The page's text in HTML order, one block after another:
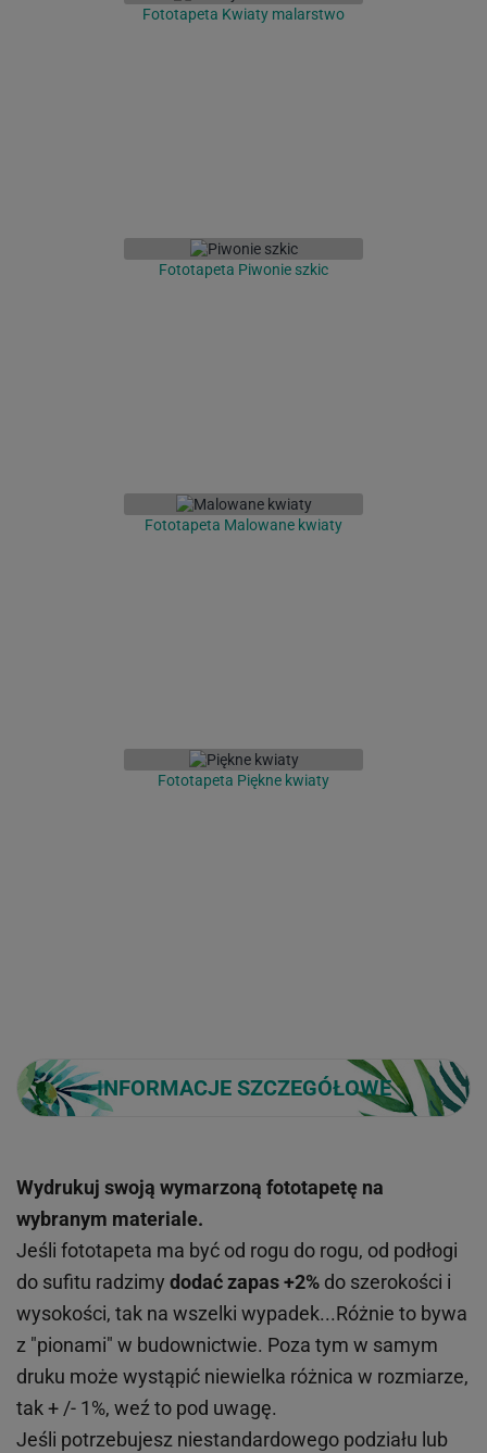
Fototapeta Kwiaty malarstwo
Fototapeta Piwonie szkic
Fototapeta Malowane kwiaty
Fototapeta Piękne kwiaty
INFORMACJE SZCZEGÓŁOWE
Wydrukuj swoją wymarzoną fototapetę na
wybranym materiale.
Jeśli fototapeta ma być od rogu do rogu, od podłogi
do sufitu radzimy dodać zapas +2% do szerokości i
wysokości, tak na wszelki wypadek...Różnie to bywa
z "pionami" w budownictwie. Poza tym w samym
druku może wystąpić niewielka różnica w rozmiarze,
tak + /- 1%, weź to pod uwagę.
Jeśli potrzebujesz niestandardowego podziału lub